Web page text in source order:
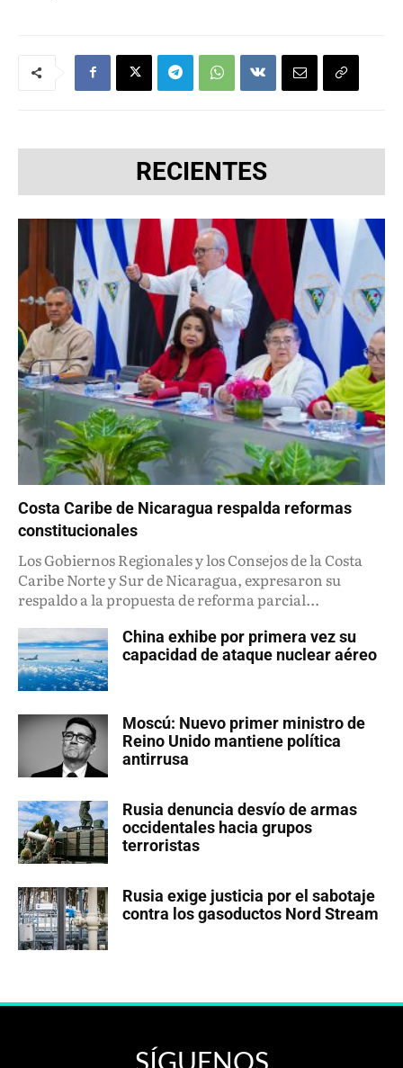
RECIENTES
Costa Caribe de Nicaragua respalda reformas
constitucionales
Los Gobiernos Regionales y los Consejos de la Costa
Caribe Norte y Sur de Nicaragua, expresaron su
respaldo a la propuesta de reforma parcial...
China exhibe por primera vez su
capacidad de ataque nuclear aéreo
Moscú: Nuevo primer ministro de
Reino Unido mantiene política
antirrusa
Rusia denuncia desvío de armas
occidentales hacia grupos
terroristas
Rusia exige justicia por el sabotaje
contra los gasoductos Nord Stream
SÍGUENOS